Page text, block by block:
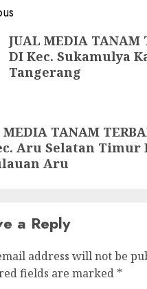
JUAL MEDIA TANAM
DI Kec. Sukamulya
Tangerang
MEDIA TANAM
Aru Selatan Timur
Aru
a Reply
address will not be
fields are marked *